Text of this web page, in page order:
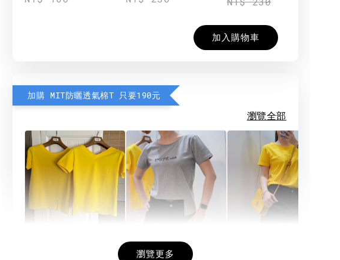
加入購物車
加購 MIT防曬透氣棉T 只要190元
瀏覽全部
希望相隨雙面T
瀏覽更多